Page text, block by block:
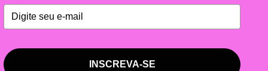
INSCREVA-SE